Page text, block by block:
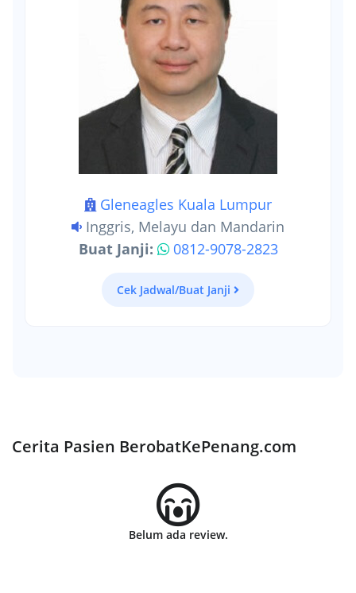
Gleneagles Kuala Lumpur
Inggris, Melayu dan Mandarin
Buat Janji:
0812-9078-2823
Cek Jadwal/Buat Janji
Cerita Pasien BerobatKePenang.com
Belum ada review.